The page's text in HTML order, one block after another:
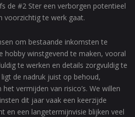
de #2 Ster een verborgen potentieel
voorzichtig te werk gaat.
om bestaande inkomsten te
hobby winstgevend te maken, vooral
te werken en details zorgvuldig te
de nadruk juist op behoud,
vermijden van risico’s. We willen
dit jaar vaak een keerzijde
en een langetermijnvisie blijken veel